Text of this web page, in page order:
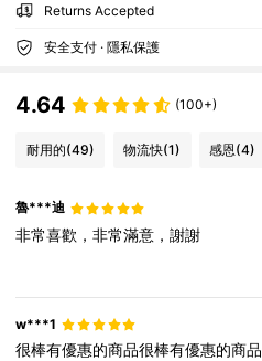
Returns Accepted
安全支付 · 隱私保護
4.64 (100+)
耐用的(49) 物流快(1) 感恩 (4)
魯***迪
非常喜歡，非常滿意，謝謝
w***1
很棒有優惠的商品很棒有優惠的商品